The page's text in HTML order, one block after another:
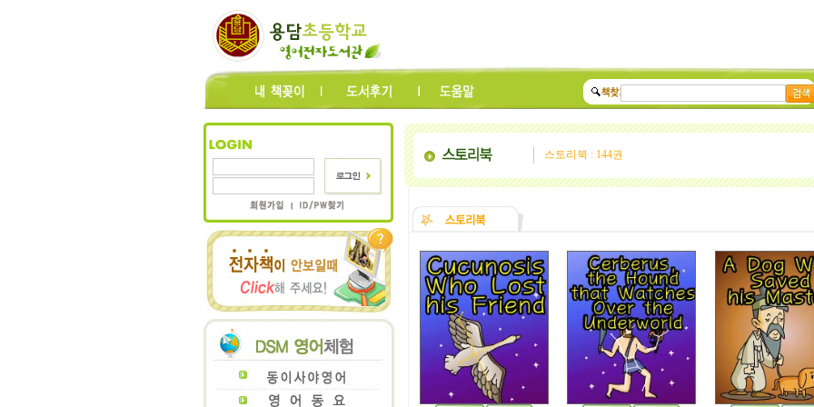
스토리북 : 144권